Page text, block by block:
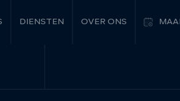
DIENSTEN OVER ONS